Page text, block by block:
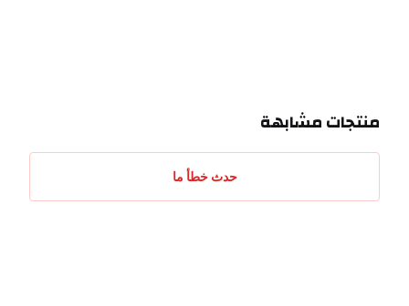
منتجات مشابهة
حدث خطأ ما